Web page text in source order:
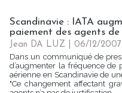
Scandinavie : IATA
paiement des agents de
Jean DA LUZ | 06/12/2007
Dans un communiqué de
d’augmenter la fréquence de
aérienne en Scandinavie de
"Ce changement affectant